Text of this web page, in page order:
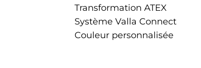
Transformation ATEX
Système Valla Connect
Couleur personnalisée